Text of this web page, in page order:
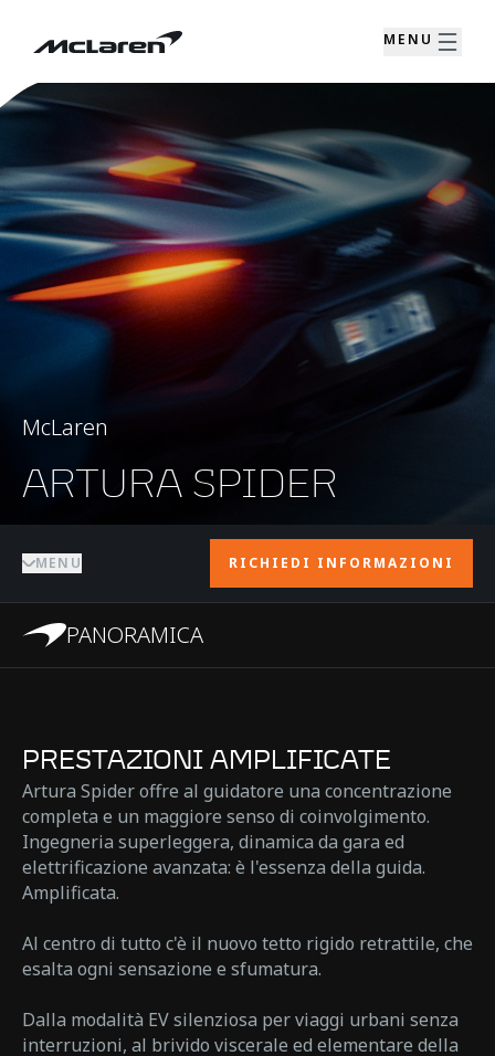
MENU
McLaren
ARTURA SPIDER
MENU RICHIEDI INFORMAZIONI
PANORAMICA
PRESTAZIONI AMPLIFICATE
Artura Spider offre al guidatore una concentrazione
completa e un maggiore senso di coinvolgimento.
Ingegneria superleggera, dinamica da gara ed
elettrificazione avanzata: è l'essenza della guida.
Amplificata.
Al centro di tutto c'è il nuovo tetto rigido retrattile, che
esalta ogni sensazione e sfumatura.
Dalla modalità EV silenziosa per viaggi urbani senza
interruzioni, al brivido viscerale ed elementare della